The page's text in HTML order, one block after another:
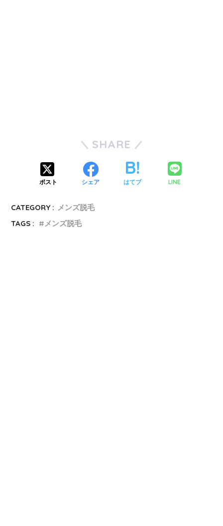
SHARE
ポスト シェア はてブ LINE
CATEGORY : メンズ脱毛
TAGS :
メンズ脱毛